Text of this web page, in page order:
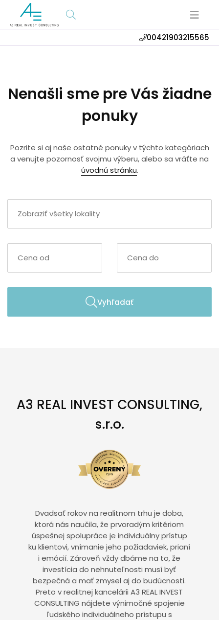
00421903215565
Nenašli sme pre Vás žiadne
ponuky
Pozrite si aj naše ostatné ponuky v týchto kategóriach
a venujte pozornosť svojmu výberu, alebo sa vráťte na
úvodnú stránku.
Vyhľadať
A3 REAL INVEST CONSULTING,
s.r.o.
Dvadsať rokov na realitnom trhu je doba,
ktorá nás naučila, že prvoradým kritériom
úspešnej spolupráce je individuálny prístup
ku klientovi, vnímanie jeho požiadaviek, prianí
i emócií. Zároveň vždy dbáme na to, že
investícia do nehnuteľnosti musí byť
bezpečná a mať zmysel aj do budúcnosti.
Preto v realitnej kancelárii A3 REAL INVEST
CONSULTING nájdete výnimočné spojenie
ľudského individuálneho prístupu s